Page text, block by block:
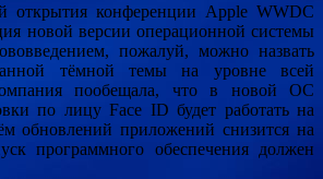
открытия конференции Apple WWDC
новой версии операционной системы
пожалуй, можно назвать
тёмной темы на уровне всей
пообещала, что в новой ОС
по лицу Face ID будет работать на
обновлений приложений снизится на
программного обеспечения должен